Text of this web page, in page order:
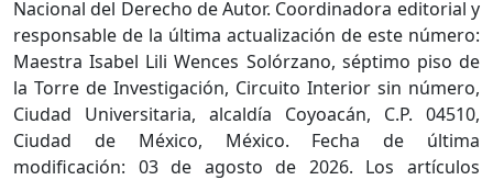
Nacional del Derecho de Autor. Coordinadora editorial y
responsable de la última actualización de este número:
Maestra Isabel Lili Wences Solórzano, séptimo piso de
la Torre de Investigación, Circuito Interior sin número,
Ciudad Universitaria, alcaldía Coyoacán, C.P. 04510,
Ciudad de México, México. Fecha de última
modificación: 03 de agosto de 2026. Los artículos